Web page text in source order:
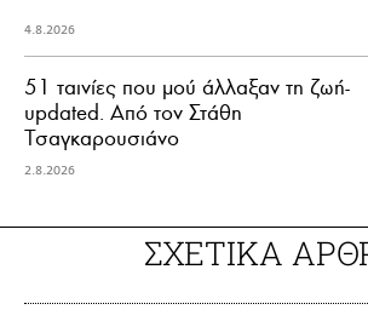
4.8.2026
51 ταινίες που μού άλλαξαν τη ζωή-
updated. Aπό τον Στάθη
Τσαγκαρουσιάνο
2.8.2026
ΣΧΕΤΙΚΑ